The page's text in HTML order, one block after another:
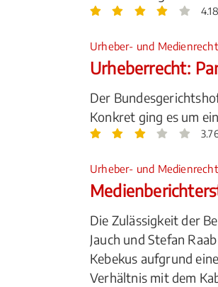
Urheber- und Medienrecht
Urheberrecht:
Der
Konkret ging es um
Urheber- und Medienrecht
Die Zulässigkeit der
Jauch und Stefan
Kebekus aufgrund
Verhältnis mit dem